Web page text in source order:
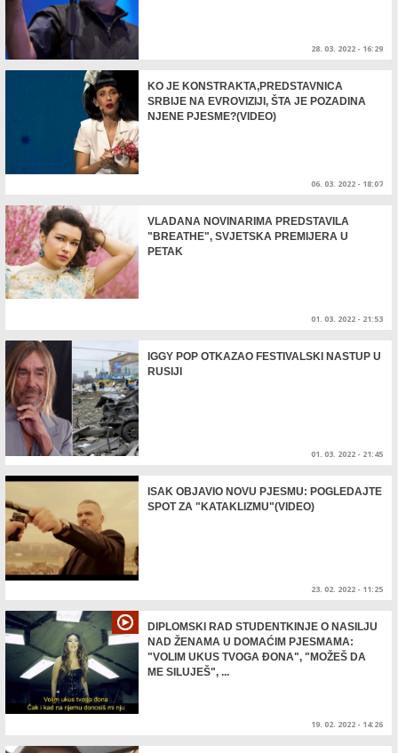
28. 03. 2022 - 16:29
KO JE KONSTRAKTA,PREDSTAVNICA
SRBIJE NA EVROVIZIJI, ŠTA JE POZADINA
NJENE PJESME?(VIDEO)
06. 03. 2022 - 18:07
VLADANA NOVINARIMA PREDSTAVILA
"BREATHE", SVJETSKA PREMIJERA U
PETAK
01. 03. 2022 - 21:53
IGGY POP OTKAZAO FESTIVALSKI NASTUP U
RUSIJI
01. 03. 2022 - 21:45
ISAK OBJAVIO NOVU PJESMU: POGLEDAJTE
SPOT ZA "KATAKLIZMU"(VIDEO)
23. 02. 2022 - 11:25
DIPLOMSKI RAD STUDENTKINJE O NASILJU
NAD ŽENAMA U DOMAĆIM PJESMAMA:
"VOLIM UKUS TVOGA ĐONA", "MOŽEŠ DA
ME SILUJEŠ", ...
19. 02. 2022 - 14:26